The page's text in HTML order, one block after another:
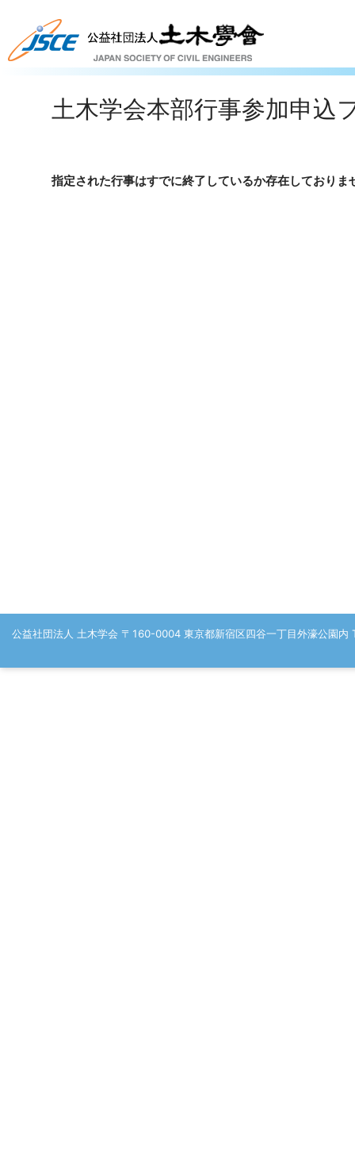
土木学会本部行事参加申込
指定された行事はすでに終了しているか存在しておりま
公益社団法人 土木学会 〒160-0004 東京都新宿区四谷一丁目外濠公園